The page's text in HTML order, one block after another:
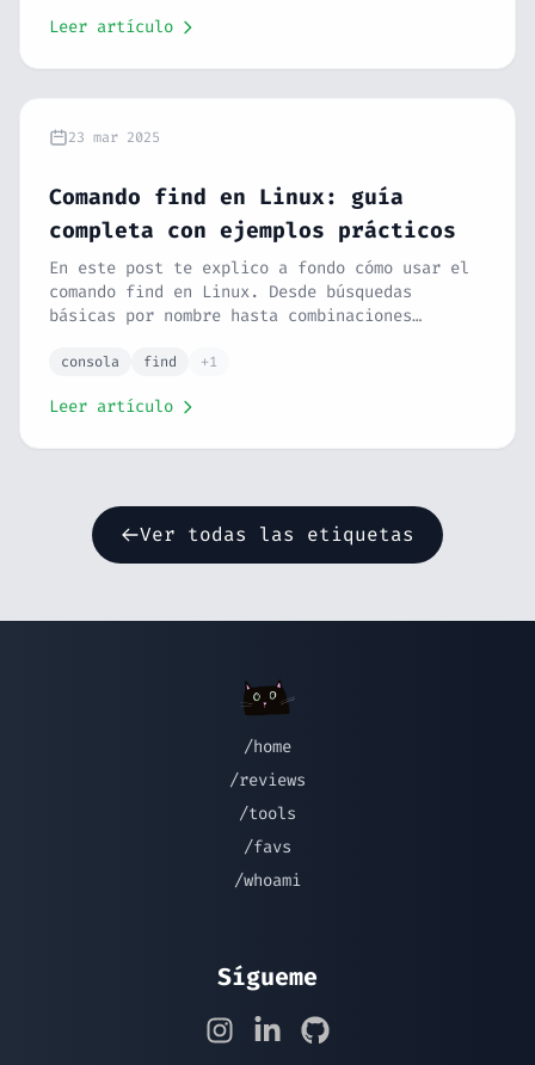
lo más básico hasta combinaciones avanzadas.
Leer artículo
23 mar 2025
Comando find en Linux: guía
completa con ejemplos prácticos
En este post te explico a fondo cómo usar el
comando find en Linux. Desde búsquedas
básicas por nombre hasta combinaciones
regulares. Con ejemplos prácticos, ejercicios
administración de sistemas.
consola find +1
Leer artículo
Ver todas las etiquetas
/home
/reviews
/tools
/favs
/whoami
Sígueme